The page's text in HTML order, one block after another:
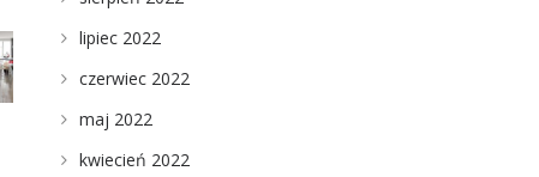
lipiec 2022
czerwiec 2022
maj 2022
kwiecień 2022